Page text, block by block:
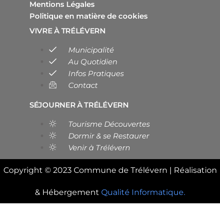
Mentions Légales
Politique en matière de cookies
VIVRE À TRÉLÉVERN
Municipalité
Au Quotidien
Infos Pratiques
Contact
SÉJOURNER À TRÉLÉVERN
Tourisme Découvertes
Dormir & se Restaurer
Venir à Trélévern
Copyright © 2023 Commune de Trélévern | Réalisation
& Hébergement Qualité Informatique.